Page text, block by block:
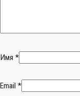
Имя *
Email *